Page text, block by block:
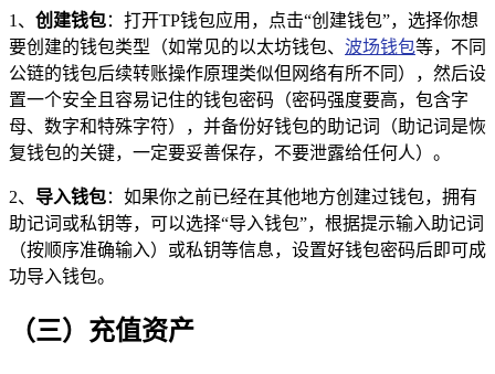
1、 创建钱包：打开TP钱包应用，点击“创建钱包”，选择你想
要创建的钱包类型（如常见的以太坊钱包、 波场钱包等，不同
公链的钱包后续转账操作原理类似但网络有所不同），然后设
置一个安全且容易记住的钱包密码（密码强度要高，包含字
母、数字和特殊字符），并备份好钱包的助记词（助记词是恢
复钱包的关键，一定要妥善保存，不要泄露给任何人）。
2、 导入钱包：如果你之前已经在其他地方创建过钱包，拥有
助记词或私钥等，可以选择“导入钱包”，根据提示输入助记词
（按顺序准确输入）或私钥等信息，设置好钱包密码后即可成
功导入钱包。
（三）充值资产